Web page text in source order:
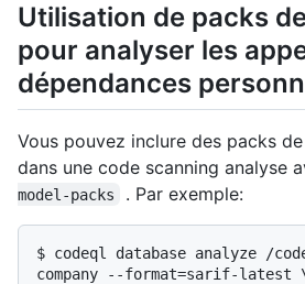
Utilisation de packs
pour analyser les
dépendances
Vous pouvez inclure des packs
dans une code scanning analyse
model-packs
. Par exemple:
$ codeql database analyze /
company --format=sarif-latest